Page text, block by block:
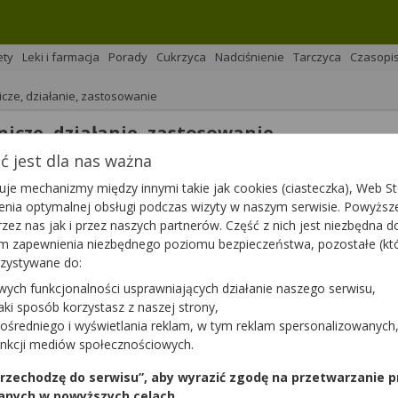
Leki i farmacja Porady Cukrzyca Nadciśnienie Tarczyca
działanie, zastosowanie
działanie, zastosowanie
ciemnoniebieski barwnik — indygo. Indygowiec był
indygowiec może okazać się przydatny? Czy
Podziel się
jest dla nas ważna
mechanizmy między innymi takie jak cookies (ciasteczka), Web
optymalnej obsługi podczas wizyty w naszym serwisie.
nas jak i przez naszych partnerów. Część z nich jest niezbędna
zapewnienia niezbędnego poziomu bezpieczeństwa, pozostałe
do:
funkcjonalności usprawniających działanie naszego serwisu,
sposób korzystasz z naszej strony,
i wyświetlania reklam, w tym reklam spersonalizowanych,
mediów społecznościowych.
do serwisu”, aby wyrazić zgodę na przetwarzanie